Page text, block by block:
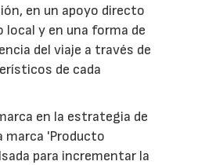
en un apoyo directo
y en una forma de
del viaje a través de
de cada
en la estrategia de
marca 'Producto
para incrementar la